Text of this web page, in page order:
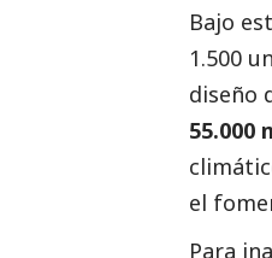
Bajo
1.500
diseño
55.000
el
Para